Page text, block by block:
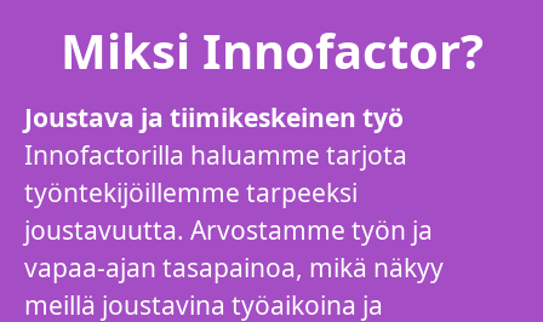
Miksi Innofactor?
Joustava ja tiimikeskeinen työ
Innofactorilla haluamme tarjota
työntekijöillemme tarpeeksi
joustavuutta. Arvostamme työn ja
vapaa-ajan tasapainoa, mikä näkyy
meillä joustavina työaikoina ja